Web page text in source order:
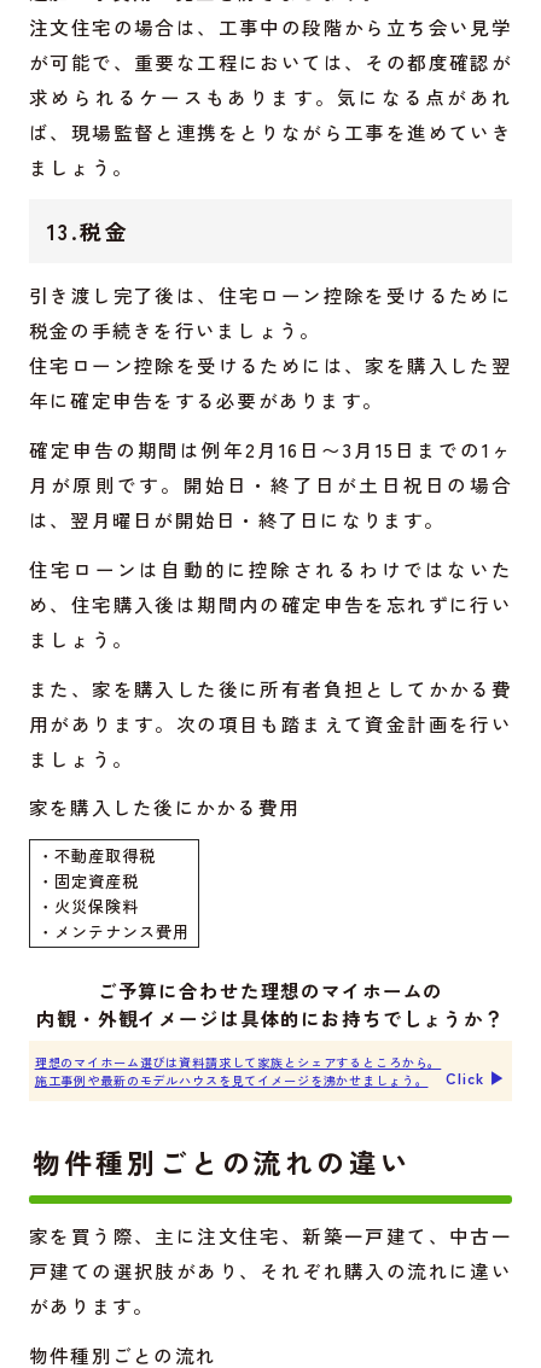
注文住宅の場合は、工事中の段階から立ち会い見学
が可能で、重要な工程においては、その都度確認が
求められるケースもあります。気になる点があれ
ば、現場監督と連携をとりながら工事を進めていき
ましょう。
13.税金
引き渡し完了後は、住宅ローン控除を受けるために
税金の手続きを行いましょう。
住宅ローン控除を受けるためには、家を購入した翌
年に確定申告をする必要があります。
確定申告の期間は例年2月16日〜3月15日までの1ヶ
月が原則です。開始日・終了日が土日祝日の場合
は、翌月曜日が開始日・終了日になります。
住宅ローンは自動的に控除されるわけではないた
め、住宅購入後は期間内の確定申告を忘れずに行い
ましょう。
また、家を購入した後に所有者負担としてかかる費
用があります。次の項目も踏まえて資金計画を行い
ましょう。
家を購入した後にかかる費用
・不動産取得税
・固定資産税
・火災保険料
・メンテナンス費用
ご予算に合わせた理想のマイホームの
内観・外観イメージは具体的にお持ちでしょうか？
理想のマイホーム選びは資料請求して家族とシェアするところから。
施工事例や最新のモデルハウスを見てイメージを沸かせましょう。
Click ▶︎
物件種別ごとの流れの違い
家を買う際、主に注文住宅、新築一戸建て、中古一
戸建ての選択肢があり、それぞれ購入の流れに違い
があります。
物件種別ごとの流れ